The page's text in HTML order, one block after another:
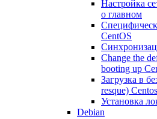
Настройка
о главном
CentOS
Change the
booting up
Загрузка в
resque)
Установка
Debian